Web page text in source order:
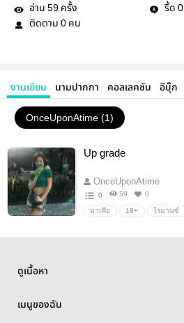
อ่าน 59 ครั้ง รี้ด 0
ติดตาม 0 คน
งานเขียน นามปากกา คอลเลคชัน อีบุ๊ก
OnceUponAtime (1)
Up grade
OnceUponAtime
0 59 0
มาเฟีย 18+ โรมานซ์
ดูเนื้อหา
เมนูของฉัน